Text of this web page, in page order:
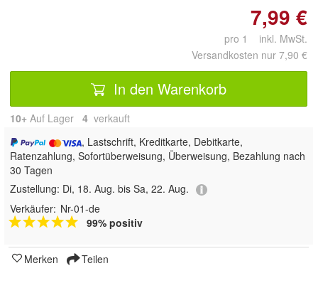
7,99 €
pro 1 inkl. MwSt.
Versandkosten nur 7,90 €
In den Warenkorb
10+ Auf Lager 4 verkauft
, Lastschrift, Kreditkarte, Debitkarte,
Ratenzahlung, Sofortüberweisung, Überweisung, Bezahlung nach
30 Tagen
Zustellung: Di, 18. Aug. bis Sa, 22. Aug.
Verkäufer: Nr-01-de
99% positiv
Merken Teilen